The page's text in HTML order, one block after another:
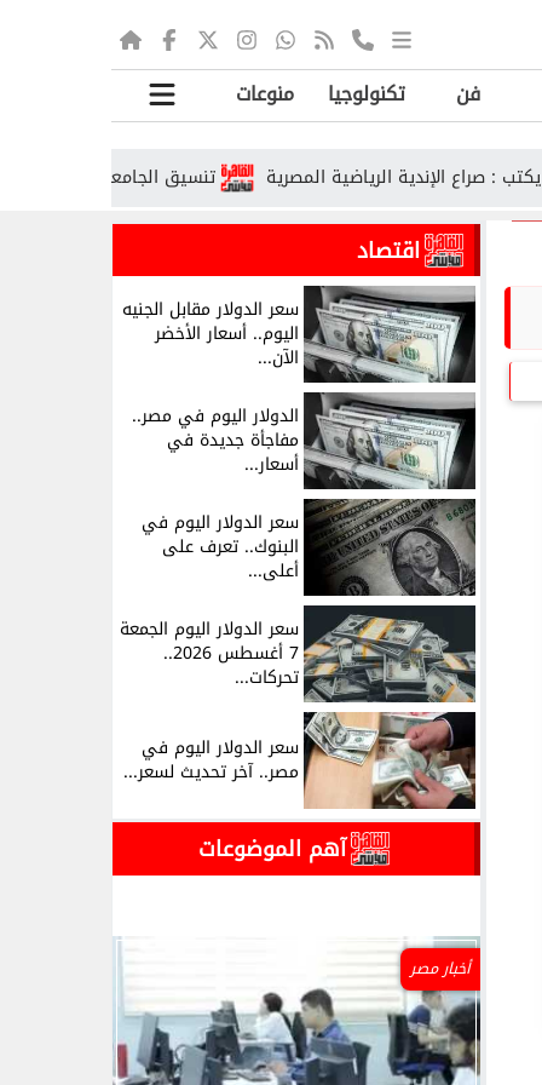
فن تكنولوجيا منوعات
تنسيق الجامعات الحكومية 2026.. رابط تسجيل الرغبات ومواعيد المراحل الإندية الرياضية المصرية
اقتصاد
سعر الدولار مقابل الجنيه
اليوم.. أسعار الأخضر
الآن...
الدولار اليوم في مصر..
مفاجأة جديدة في
أسعار...
سعر الدولار اليوم في
البنوك.. تعرف على
أعلى...
سعر الدولار اليوم الجمعة
7 أغسطس 2026..
تحركات...
سعر الدولار اليوم في
مصر.. آخر تحديث لسعر...
آهم الموضوعات
أخبار مصر